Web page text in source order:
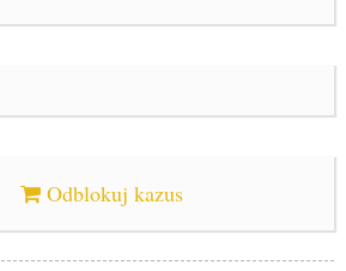
Odblokuj kazus